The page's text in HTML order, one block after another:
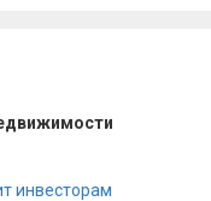
инвесторам